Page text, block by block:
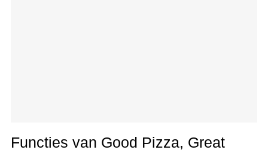
Functies van Good Pizza, Great